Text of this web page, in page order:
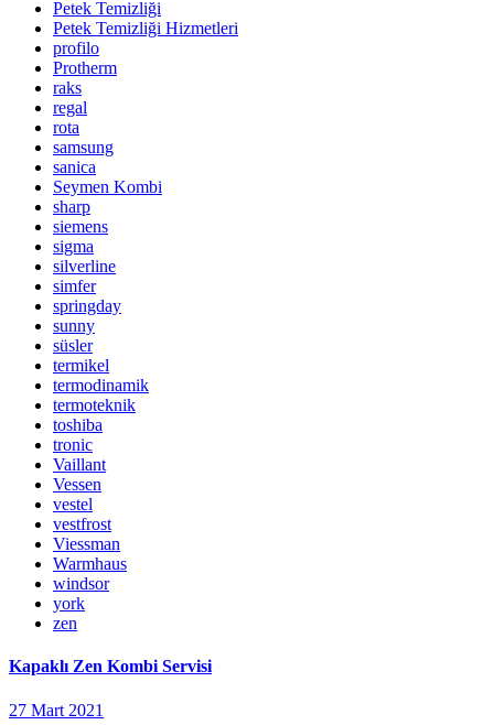
Petek Temizliği
Petek Temizliği Hizmetleri
profilo
Protherm
raks
regal
rota
samsung
sanica
Seymen Kombi
sharp
siemens
sigma
silverline
simfer
springday
sunny
süsler
termikel
termodinamik
termoteknik
toshiba
tronic
Vaillant
Vessen
vestel
vestfrost
Viessman
Warmhaus
windsor
york
zen
Kapaklı Zen Kombi Servisi
27 Mart 2021